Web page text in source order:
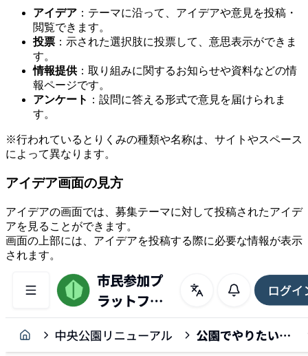
アイデア ：テーマに沿って、アイデアや意見を投稿・
閲覧できます。
投票 ：示された選択肢に投票して、意思表示ができま
す。
情報提供：取り組みに関するお知らせや資料などの情
報ページです。
アンケート ：設問に答える形式で意見を届けられま
す。
※行われているとりくみの種類や名称は、サイトやスペース
によって異なります。
アイデア画面の見方
アイデアの画面では、募集テーマに対して投稿されたアイデ
アを見ることができます。
画面の上部には、アイデアを投稿する際に必要な情報が表示
されます。